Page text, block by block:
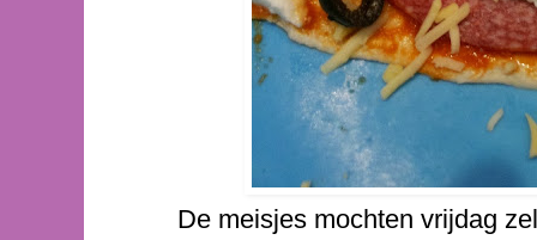
De meisjes mochten vrijdag